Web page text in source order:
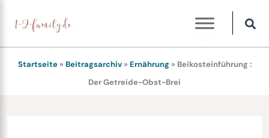
Inhalt
springen
Startseite» Beitragsarchiv» Ernährung» Beikosteinführung :
Der Getreide-Obst-Brei